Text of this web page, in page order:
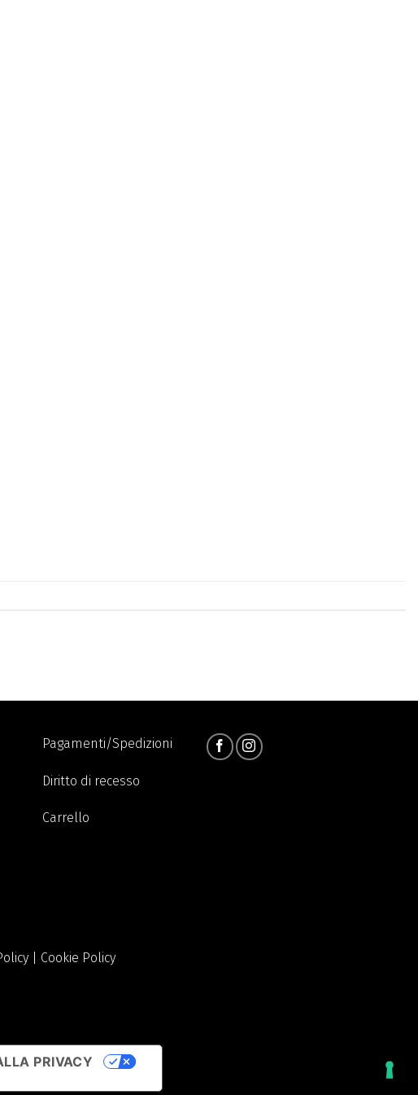
Pagamenti/Spedizioni
Diritto di recesso
Carrello
| Cookie Policy
PRIVACY